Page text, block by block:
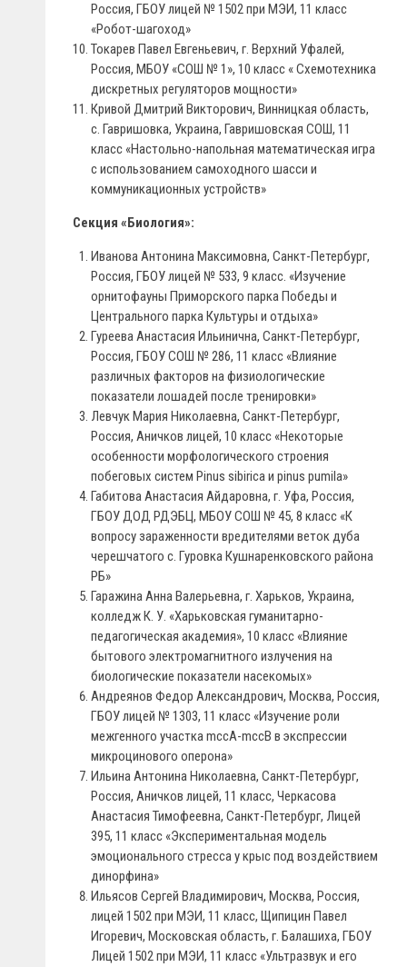
Россия, ГБОУ лицей № 1502 при МЭИ, 11 класс
«Робот-шагоход»
Токарев Павел Евгеньевич, г. Верхний Уфалей,
Россия, МБОУ «СОШ № 1», 10 класс « Схемотехника
дискретных регуляторов мощности»
Кривой Дмитрий Викторович, Винницкая область,
с. Гавришовка, Украина, Гавришовская СОШ, 11
класс «Настольно-напольная математическая игра
с использованием самоходного шасси и
коммуникационных устройств»
Секция «Биология»:
Иванова Антонина Максимовна, Санкт-Петербург,
Россия, ГБОУ лицей № 533, 9 класс. «Изучение
орнитофауны Приморского парка Победы и
Центрального парка Культуры и отдыха»
Гуреева Анастасия Ильинична, Санкт-Петербург,
Россия, ГБОУ СОШ № 286, 11 класс «Влияние
различных факторов на физиологические
показатели лошадей после тренировки»
Левчук Мария Николаевна, Санкт-Петербург,
Россия, Аничков лицей, 10 класс «Некоторые
особенности морфологического строения
побеговых систем Pinus sibirica и pinus pumila»
Габитова Анастасия Айдаровна, г. Уфа, Россия,
ГБОУ ДОД РДЭБЦ, МБОУ СОШ № 45, 8 класс «К
вопросу зараженности вредителями веток дуба
черешчатого с. Гуровка Кушнаренковского района
РБ»
Гаражина Анна Валерьевна, г. Харьков, Украина,
колледж К. У. «Харьковская гуманитарно-
педагогическая академия», 10 класс «Влияние
бытового электромагнитного излучения на
биологические показатели насекомых»
Андреянов Федор Александрович, Москва, Россия,
ГБОУ лицей № 1303, 11 класс «Изучение роли
межгенного участка mccA-mccB в экспрессии
микроцинового оперона»
Ильина Антонина Николаевна, Санкт-Петербург,
Россия, Аничков лицей, 11 класс, Черкасова
Анастасия Тимофеевна, Санкт-Петербург, Лицей
395, 11 класс «Экспериментальная модель
эмоционального стресса у крыс под воздействием
динорфина»
Ильясов Сергей Владимирович, Москва, Россия,
лицей 1502 при МЭИ, 11 класс, Щипицин Павел
Игоревич, Московская область, г. Балашиха, ГБОУ
Лицей 1502 при МЭИ, 11 класс «Ультразвук и его